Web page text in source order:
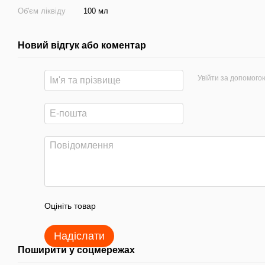
Об'єм ліквіду 100 мл
Новий відгук або коментар
Увійти за
Оцініть товар
Надіслати
Поширити у соцмережах